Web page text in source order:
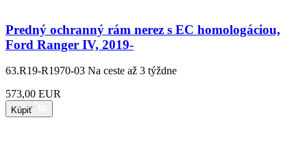
Predný ochranný rám nerez s EC homologáciou,
Ford Ranger IV, 2019-
63.R19-R1970-03 Na ceste až 3 týždne
573,00 EUR
Kúpiť